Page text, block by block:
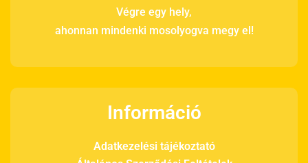
Végre egy hely,
ahonnan mindenki mosolyogva megy el!
Információ
Adatkezelési tájékoztató